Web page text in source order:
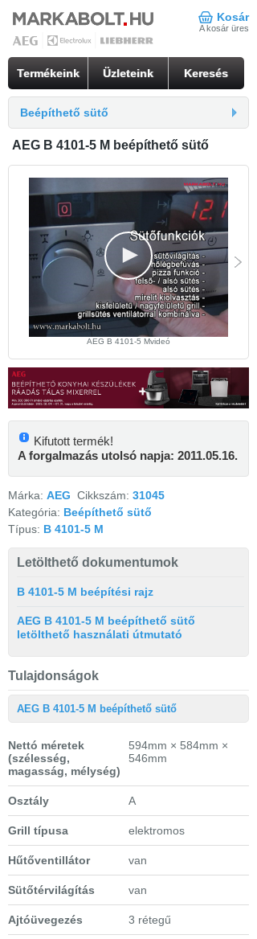
Kosár
A kosár üres
Termékeink Üzleteink Keresés
Beépíthető sütő
AEG B 4101-5 M beépíthető sütő
AEG B 4101-5 Mvideó
Kifutott termék!
A forgalmazás utolsó napja: 2011.05.16.
Márka: AEG Cikkszám: 31045
Kategória: Beépíthető sütő
Típus: B 4101-5 M
Letölthető dokumentumok
B 4101-5 M beépítési rajz
AEG B 4101-5 M beépíthető sütő
letölthető használati útmutató
Tulajdonságok
AEG B 4101-5 M beépíthető sütő
Nettó méretek
(szélesség,
magasság, mélység)
594mm × 584mm ×
546mm
Osztály A
Grill típusa elektromos
Hűtőventillátor van
Sütőtérvilágítás van
Ajtóüvegezés 3 rétegű